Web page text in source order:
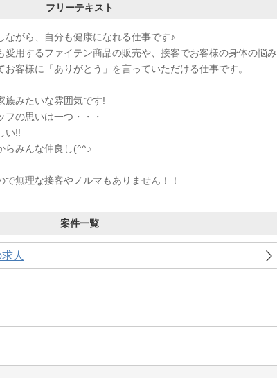
フリーテキスト
ながら、自分も健康になれる仕事です♪
愛用するファイテン商品の販売や、接客でお客様の身体の悩み
客様に「ありがとう」を言っていただける仕事です。
族みたいな雰囲気です!
の思いは一つ・・・
い!!
らみんな仲良し(^^♪
無理な接客やノルマもありません！！
案件一覧
人